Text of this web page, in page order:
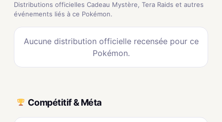
Distributions officielles Cadeau Mystère, Tera Raids et autres
événements liés à ce Pokémon.
Aucune distribution officielle recensée pour ce
Pokémon.
Compétitif & Méta